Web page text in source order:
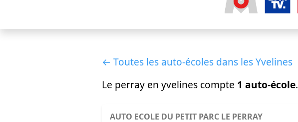
← Toutes les auto-écoles dans les Yvelines
Le perray en yvelines compte 1 auto-école.
AUTO ECOLE DU PETIT PARC LE PERRAY